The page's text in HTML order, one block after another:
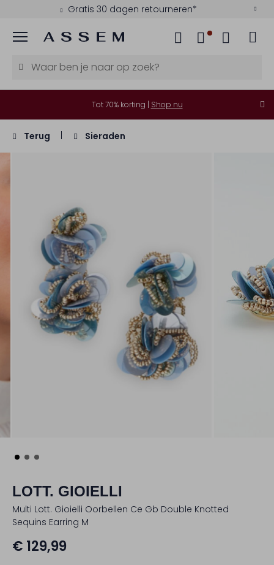
Gratis 30 dagen retourneren*
Menu
Tot 70% korting | Shop nu
Terug Sieraden
LOTT. GIOIELLI
Multi Lott. Gioielli Oorbellen Ce Gb Double Knotted
Sequins Earring M
€ 129,99